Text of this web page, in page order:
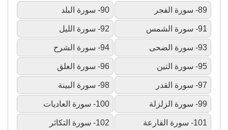
89- سورة الفجر 90- سورة البلد
91- سورة الشمس 92- سورة الليل
93- سورة الضحى 94- سورة الشرح
95- سورة التين 96- سورة العلق
97- سورة القدر 98- سورة البينة
99- سورة الزلزلة 100- سورة العاديات
101- سورة القارعة 102- سورة التكاثر